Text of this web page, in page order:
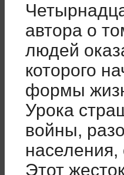
автора о
людей
которого
формы
Урока
войны,
населения,
Этот